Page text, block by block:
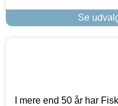
Se
I mere end 50 år har